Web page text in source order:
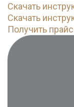
Скачать
Скачать
Получить